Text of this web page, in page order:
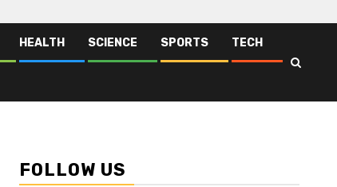
HEALTH SCIENCE SPORTS TECH
FOLLOW US